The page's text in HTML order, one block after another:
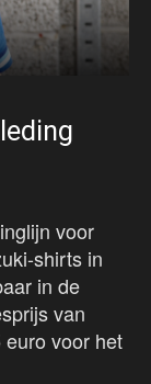
voor
shirts in
in de
van
voor het